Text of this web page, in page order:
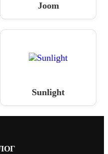
Joom
Sunlight